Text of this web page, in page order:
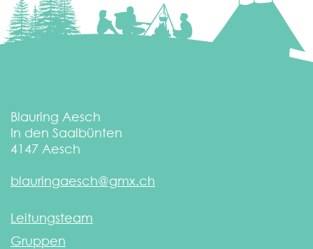
Blauring Aesch
In den Saalbünten
4147 Aesch
blauringaesch@gmx.ch
Leitungsteam
Gruppen